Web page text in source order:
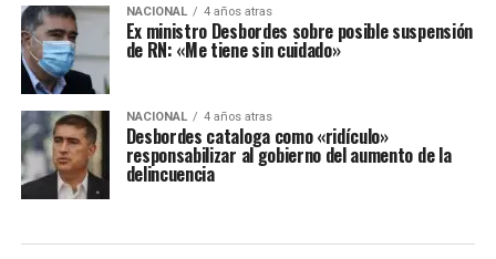
NACIONAL 4 años atras
Ex ministro Desbordes sobre posible suspensión
de RN: «Me tiene sin cuidado»
NACIONAL 4 años atras
Desbordes cataloga como «ridículo»
responsabilizar al gobierno del aumento de la
delincuencia